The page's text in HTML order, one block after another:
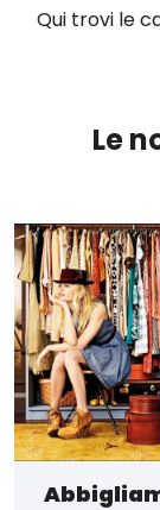
Qui trovi le
Le